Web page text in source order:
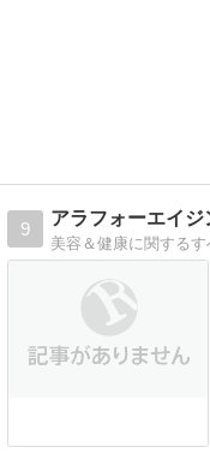
9
アラフォーエイ